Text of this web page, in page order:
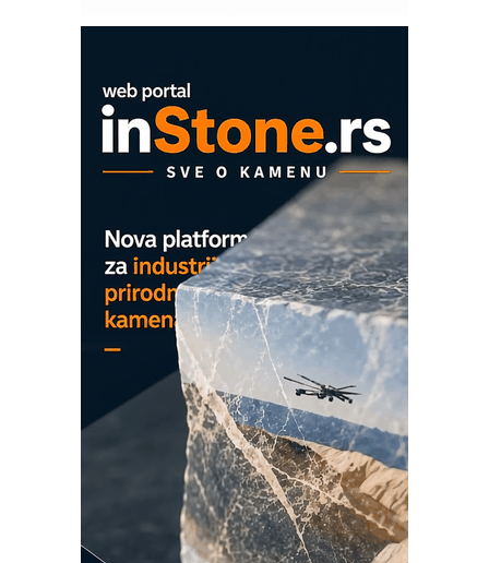
Proizvodnja iC7 Hybrid 1500 VDC
COMBYPACK
EVOKS Maintenance Management
ROSA i SCHUNK podižu proizvodnju
Detekcija različitih oblika